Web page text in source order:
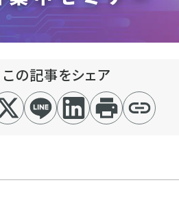
この記事をシェア